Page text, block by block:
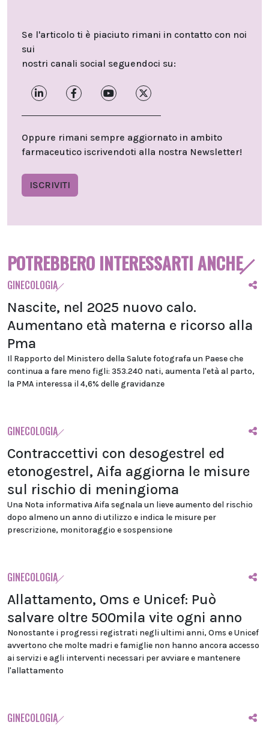
Se l'articolo ti è piaciuto rimani in contatto con noi
sui
nostri canali social seguendoci su:
Oppure rimani sempre aggiornato in ambito
farmaceutico iscrivendoti alla nostra Newsletter!
ISCRIVITI
POTREBBERO INTERESSARTI ANCHE
GINECOLOGIA
Nascite, nel 2025 nuovo calo.
Aumentano età materna e ricorso alla
Pma
Il Rapporto del Ministero della Salute fotografa un Paese che
continua a fare meno figli: 353.240 nati, aumenta l'età al parto,
la PMA interessa il 4,6% delle gravidanze
GINECOLOGIA
Contraccettivi con desogestrel ed
etonogestrel, Aifa aggiorna le misure
sul rischio di meningioma
Una Nota informativa Aifa segnala un lieve aumento del rischio
dopo almeno un anno di utilizzo e indica le misure per
prescrizione, monitoraggio e sospensione
GINECOLOGIA
Allattamento, Oms e Unicef: Può
salvare oltre 500mila vite ogni anno
Nonostante i progressi registrati negli ultimi anni, Oms e Unicef
avvertono che molte madri e famiglie non hanno ancora accesso
ai servizi e agli interventi necessari per avviare e mantenere
l'allattamento
GINECOLOGIA